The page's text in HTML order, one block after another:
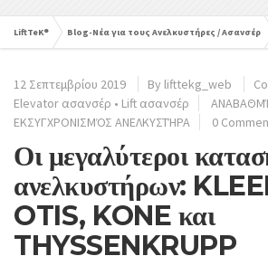
LiftTeK® Blog-Νέα για τους Ανελκυστήρες / Ασανσέρ
12 Σεπτεμβρίου 2019 By lifttekg_web
Elevator ασανσέρ • Lift ασανσέρ
ΕΚΣΥΓΧΡΟΝΙΣΜΌΣ ΑΝΕΛΚΥΣΤΉΡΑ
0
Οι μεγαλύτεροι
ανελκυστήρων:
OTIS, KONE και
THYSSENKRUPP